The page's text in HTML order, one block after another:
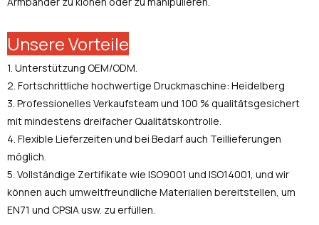
Unsere Vorteile
1. Unterstützung OEM/ODM.
2. Fortschrittliche hochwertige Druckmaschine: Heidelberg
3. Professionelles Verkaufsteam und 100 % qualitätsgesichert
mit mindestens dreifacher Qualitätskontrolle.
4. Flexible Lieferzeiten und bei Bedarf auch Teillieferungen
möglich.
5. Vollständige Zertifikate wie ISO9001 und ISO14001, und wir
können auch umweltfreundliche Materialien bereitstellen, um
EN71 und CPSIA usw. zu erfüllen.